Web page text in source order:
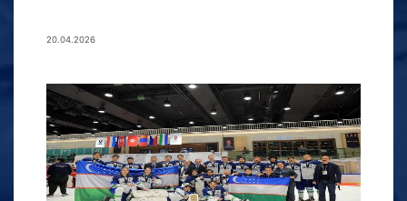
20.04.2026